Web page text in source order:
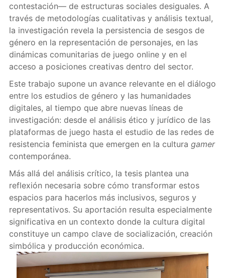
contestación— de estructuras sociales desiguales. A
través de metodologías cualitativas y análisis textual,
la investigación revela la persistencia de sesgos de
género en la representación de personajes, en las
dinámicas comunitarias de juego online y en el
acceso a posiciones creativas dentro del sector.
Este trabajo supone un avance relevante en el diálogo
entre los estudios de género y las humanidades
digitales, al tiempo que abre nuevas líneas de
investigación: desde el análisis ético y jurídico de las
plataformas de juego hasta el estudio de las redes de
resistencia feminista que emergen en la cultura gamer
contemporánea.
Más allá del análisis crítico, la tesis plantea una
reflexión necesaria sobre cómo transformar estos
espacios para hacerlos más inclusivos, seguros y
representativos. Su aportación resulta especialmente
significativa en un contexto donde la cultura digital
constituye un campo clave de socialización, creación
simbólica y producción económica.